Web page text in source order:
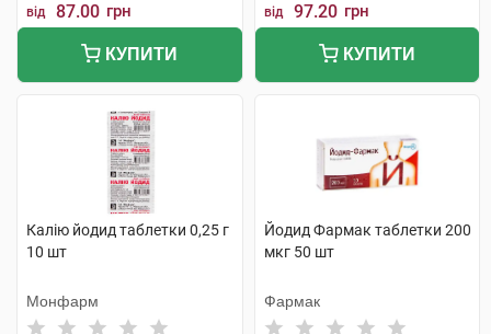
від 87.00 грн
КУПИТИ
від 97.20 грн
КУПИТИ
Калію йодид таблетки 0,25 г
10 шт
Монфарм
Йодид Фармак таблетки 200
мкг 50 шт
Фармак